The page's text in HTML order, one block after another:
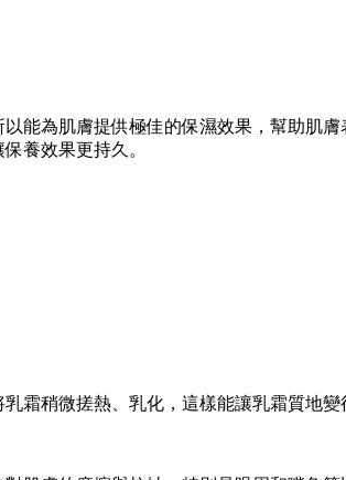
能為肌膚提供極佳的保濕效果，幫助肌
養效果更持久。
霜稍微搓熱、乳化，這樣能讓乳霜質地變